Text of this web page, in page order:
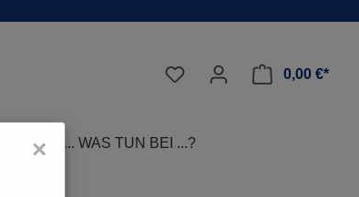
0,00 €*
× ... WAS TUN BEI ...?